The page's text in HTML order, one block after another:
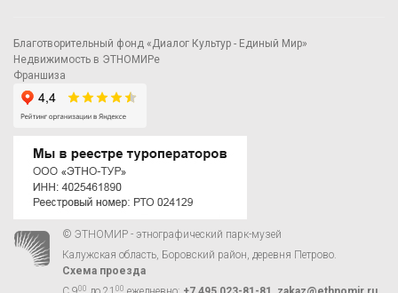
Благотворительный фонд «Диалог Культур - Единый Мир»
Недвижимость в ЭТНОМИРе
Франшиза
© ЭТНОМИР - этнографический парк-музей
Калужская область, Боровский район, деревня Петрово.
Схема проезда
00 00